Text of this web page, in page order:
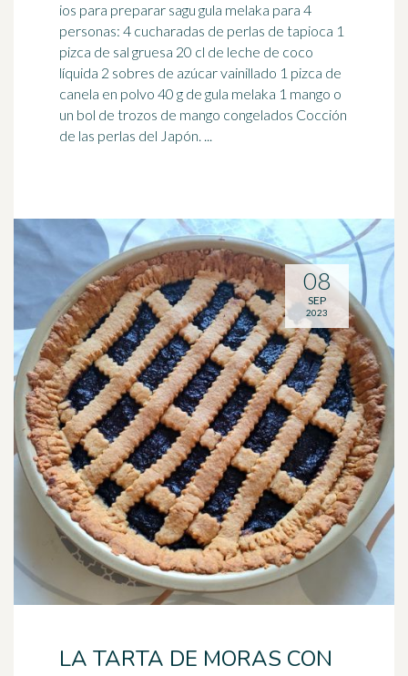
ios para preparar sagu gula melaka para 4
personas: 4 cucharadas de perlas de tapioca 1
pizca de sal gruesa 20 cl de leche de coco
líquida 2 sobres de azúcarvainillado 1 pizca de
canela en polvo 40 g de gula melaka 1 mango o
un bol de trozos de mango congelados Cocción
de las perlas del Japón. ...
LA TARTA DE MORAS CON
08
SEP
2023